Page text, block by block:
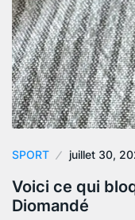
SPORT juillet 30,
Voici ce qui
Diomandé